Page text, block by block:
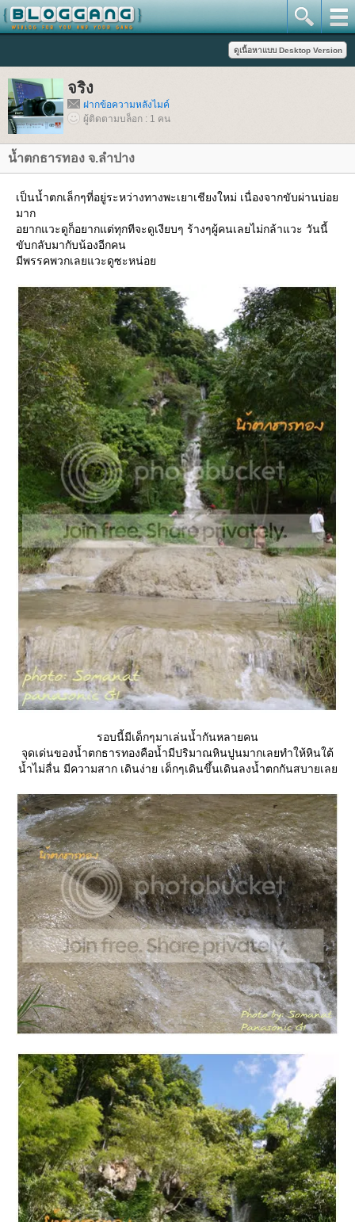
จริง
ฝากข้อความหลังไมค์
ผู้ติดตามบล็อก : 1 คน
น้ำตกธารทอง จ.ลำปาง
เป็นน้ำตกเล็กๆที่อยู่ระหว่างทางพะเยาเชียงใหม่ เนื่องจากขับผ่านบ่อ
มาก
อยากแวะดูก็อยากแต่ทุกทีจะดูเงียบๆ ร้างๆผู้คนเลยไม่กล้าแวะ วันนี้
ขับกลับมากับน้องอีกคน
มีพรรคพวกเลยแวะดูซะหน่อ
รอบนี้มีเด็กๆมาเล่นน้ำกันหลายคน
จุดเด่นของน้ำตกธารทองคือน้ำมีปริมาณหินปูนมากเลยทำให้หินใต้
น้ำไม่ลื่น มีความสาก เดินง่าย เด็กๆเดินขึ้นเดินลงน้ำตกกันสบายเล